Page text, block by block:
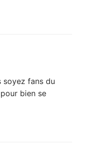
soyez fans du
bien se